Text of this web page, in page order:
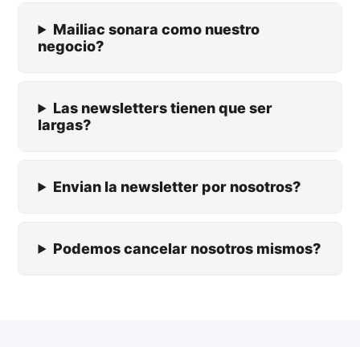
Mailiac sonara como nuestro
negocio?
Las newsletters tienen que ser
largas?
Envian la newsletter por nosotros?
Podemos cancelar nosotros mismos?